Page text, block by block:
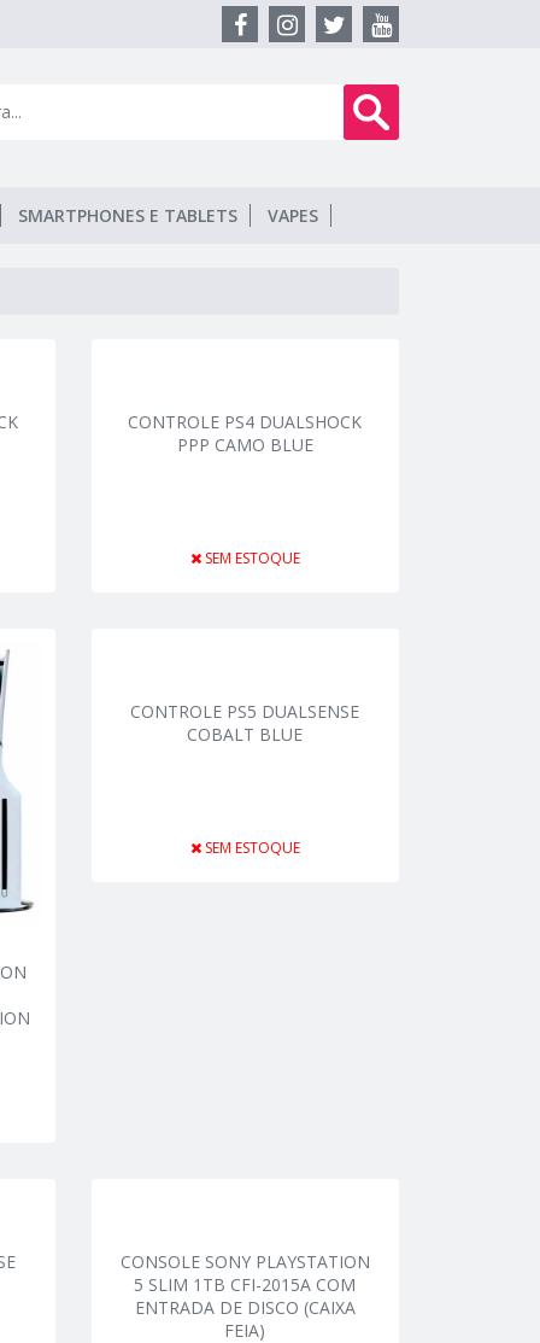
SMARTPHONES E TABLETS VAPES
CONTROLE PS4 DUALSHOCK
PPP CAMO BLUE
SEM ESTOQUE
CONTROLE PS5 DUALSENSE
COBALT BLUE
SEM ESTOQUE
CONSOLE SONY PLAYSTATION
5 SLIM 1TB CFI-2015A COM
ENTRADA DE DISCO (CAIXA
FEIA)